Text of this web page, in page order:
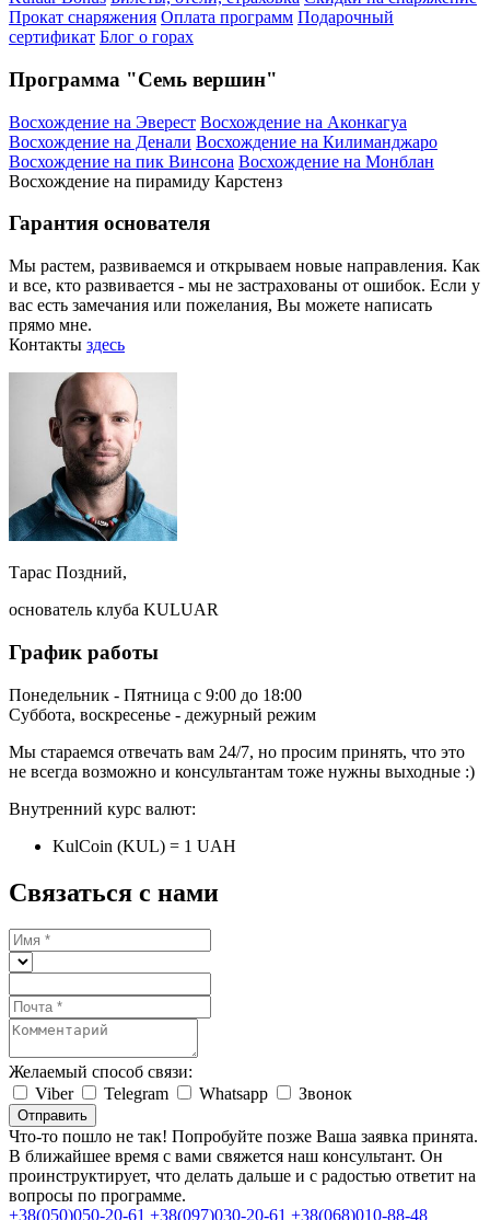
Прокат снаряжения Оплата программ Подарочный
сертификат Блог о горах
Программа "Семь вершин"
Восхождение на Эверест Восхождение на Аконкагуа
Восхождение на Денали Восхождение на Килиманджаро
Восхождение на пик Винсона Восхождение на Монблан
Восхождение на пирамиду Карстенз
Гарантия основателя
Мы растем, развиваемся и открываем новые направления. Как
и все, кто развивается - мы не застрахованы от ошибок. Если у
вас есть замечания или пожелания, Вы можете написать
прямо мне.
Контакты здесь
Тарас Поздний,
основатель клуба KULUAR
График работы
Понедельник - Пятница с 9:00 до 18:00
Суббота, воскресенье - дежурный режим
Мы стараемся отвечать вам 24/7, но просим принять, что это
не всегда возможно и консультантам тоже нужны выходные :)
Внутренний курс валют:
KulCoin (KUL) = 1 UAH
Связаться с нами
Желаемый способ связи:
Viber
Telegram Whatsapp Звонок
Отправить
Что-то пошло не так! Попробуйте позже Ваша заявка принята.
В ближайшее время с вами свяжется наш консультант. Он
проинструктирует, что делать дальше и с радостью ответит на
вопросы по программе.
+38(050)050-20-61 +38(097)030-20-61 +38(068)010-88-48